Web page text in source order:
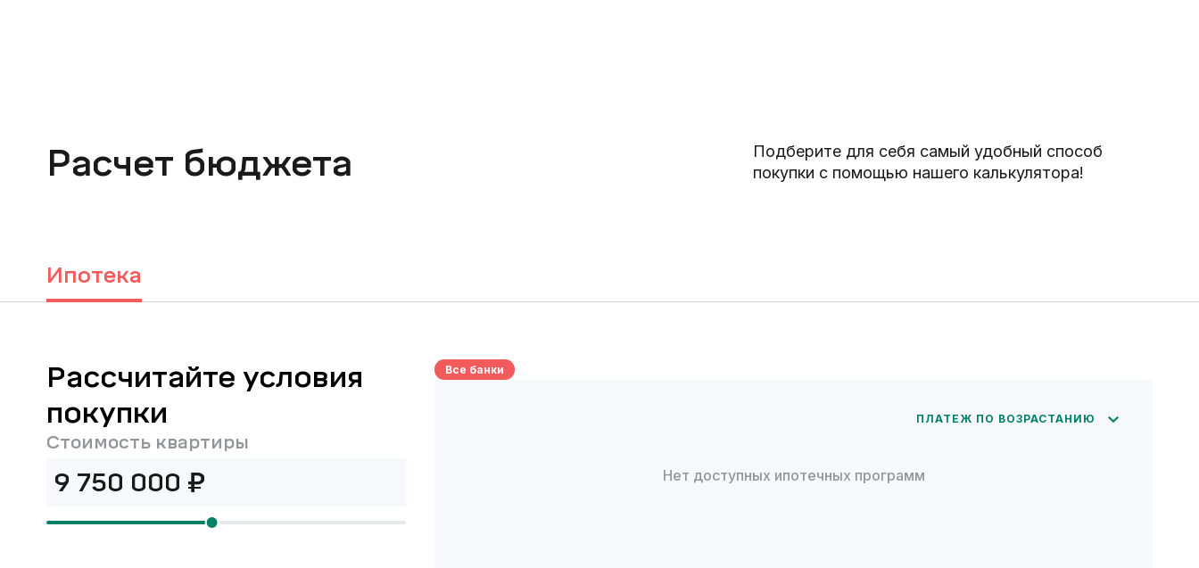
Расчет бюджета
Подберите для себя самый удобный способ
покупки с помощью нашего калькулятора!
Ипотека
Рассчитайте условия
покупки
Стоимость квартиры
₽
Все банки
ПЛАТЕЖ ПО ВОЗРАСТАНИЮ
Нет доступных ипотечных программ